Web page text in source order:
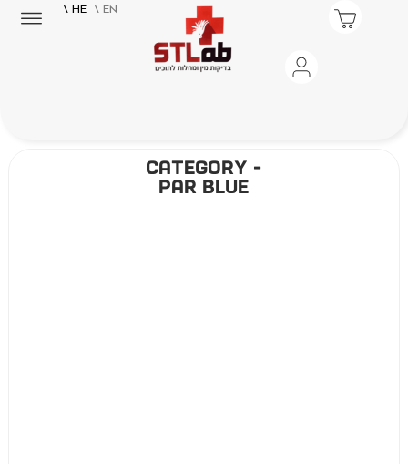
\ HE \ EN
category -
Par Blue